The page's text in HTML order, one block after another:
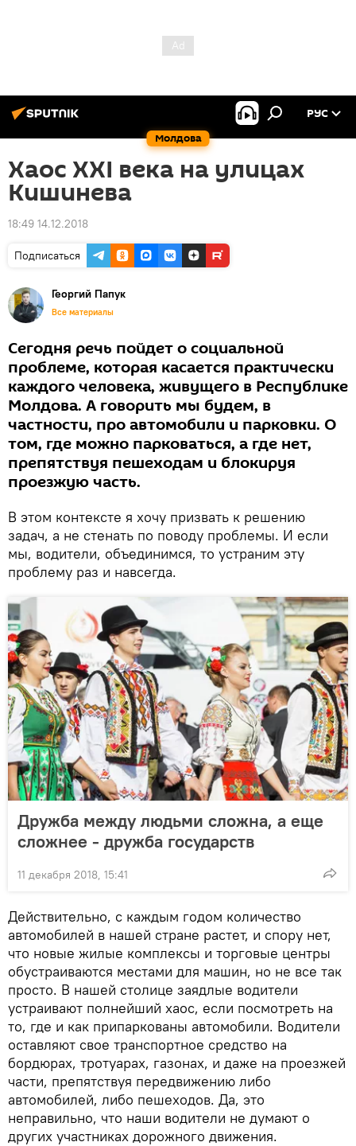
Молдова
РУС
Хаос XXI века на улицах
Кишинева
18:49 14.12.2018
Подписаться
Георгий Папук
Все материалы
Сегодня речь пойдет о социальной
проблеме, которая касается практически
каждого человека, живущего в Республике
Молдова. А говорить мы будем, в
частности, про автомобили и парковки. О
том, где можно парковаться, а где нет,
препятствуя пешеходам и блокируя
проезжую часть.
В этом контексте я хочу призвать к решению
задач, а не стенать по поводу проблемы. И если
мы, водители, объединимся, то устраним эту
проблему раз и навсегда.
Дружба между людьми сложна, а еще
сложнее - дружба государств
11 декабря 2018, 15:41
Действительно, с каждым годом количество
автомобилей в нашей стране растет, и спору нет,
что новые жилые комплексы и торговые центры
обустраиваются местами для машин, но не все так
просто. В нашей столице заядлые водители
устраивают полнейший хаос, если посмотреть на
то, где и как припаркованы автомобили. Водители
оставляют свое транспортное средство на
бордюрах, тротуарах, газонах, и даже на проезжей
части, препятствуя передвижению либо
автомобилей, либо пешеходов. Да, это
неправильно, что наши водители не думают о
других участниках дорожного движения.